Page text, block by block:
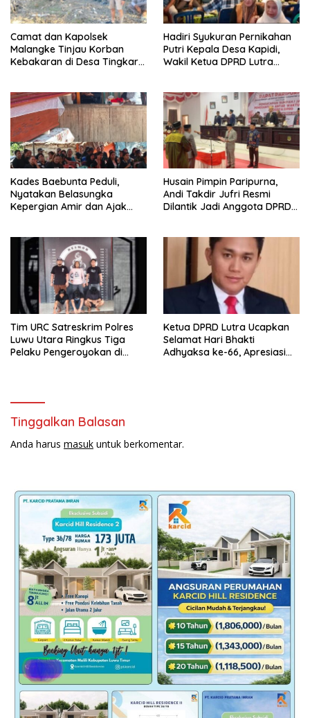
Camat dan Kapolsek
Malangke Tinjau Korban
Kebakaran di Desa Tingkara,
Hadiri Syukuran Pernikahan
Putri Kepala Desa Kapidi,
Wakil Ketua DPRD Lutra
Kades Baebunta Peduli,
Nyatakan Belasungka
Kepergian Amir dan Ajak
Husain Pimpin Paripurna,
Andi Takdir Jufri Resmi
Dilantik Jadi Anggota DPRD
Tim URC Satreskrim Polres
Luwu Utara Ringkus Tiga
Pelaku Pengeroyokan di
Ketua DPRD Lutra Ucapkan
Selamat Hari Bhakti
Adhyaksa ke-66, Apresiasi
Tinggalkan Balasan
Anda harus masuk untuk berkomentar.